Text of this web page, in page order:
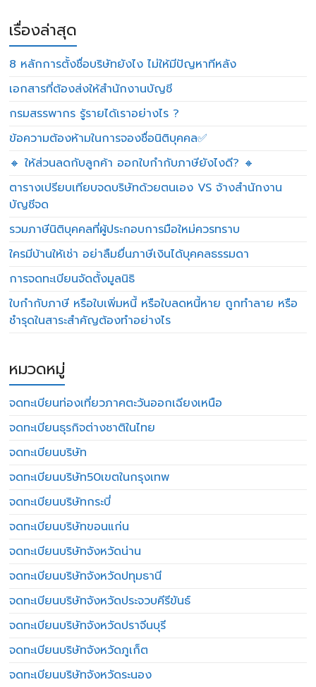
เรื่องล่าสุด
8 หลักการตั้งชื่อบริษัทยังไง ไม่ให้มีปัญหาทีหลัง
เอกสารที่ต้องส่งให้สำนักงานบัญชี
กรมสรรพากร รู้รายได้เราอย่างไร ?
ข้อความต้องห้ามในการจองชื่อนิติบุคคล✅
🔸 ให้ส่วนลดกับลูกค้า ออกใบกำกับภาษียังไงดี? 🔸
ตารางเปรียบเทียบจดบริษัทด้วยตนเอง VS จ้างสำนักงาน
บัญชีจด
รวมภาษีนิติบุคคลที่ผู้ประกอบการมือใหม่ควรทราบ
ใครมีบ้านให้เช่า อย่าลืมยื่นภาษีเงินได้บุคคลธรรมดา
การจดทะเบียนจัดตั้งมูลนิธิ
ใบกำกับภาษี หรือใบเพิ่มหนี้ หรือใบลดหนี้หาย ถูกทำลาย หรือ
ชำรุดในสาระสำคัญต้องทำอย่างไร
หมวดหมู่
จดทะเบียนท่องเที่ยวภาคตะวันออกเฉียงเหนือ
จดทะเบียนธุรกิจต่างชาติในไทย
จดทะเบียนบริษัท
จดทะเบียนบริษัท50เขตในกรุงเทพ
จดทะเบียนบริษัทกระบี่
จดทะเบียนบริษัทขอนแก่น
จดทะเบียนบริษัทจังหวัดน่าน
จดทะเบียนบริษัทจังหวัดปทุมธานี
จดทะเบียนบริษัทจังหวัดประจวบคีรีขันธ์
จดทะเบียนบริษัทจังหวัดปราจีนบุรี
จดทะเบียนบริษัทจังหวัดภูเก็ต
จดทะเบียนบริษัทจังหวัดระนอง